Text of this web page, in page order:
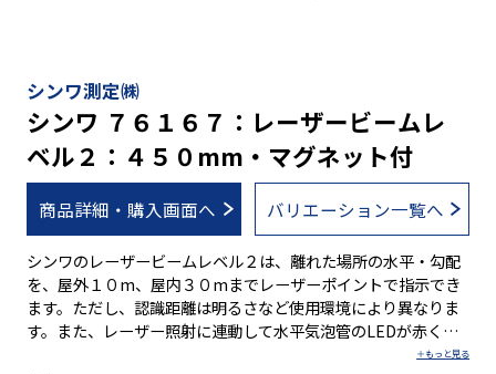
シンワ測定㈱
シンワ ７６１６７：レーザービームレ
ベル２：４５０mm・マグネット付
商品詳細・購入画面へ バリエーション一覧へ
シンワのレーザービームレベル２は、離れた場所の水平・勾配
を、屋外１０m、屋内３０mまでレーザーポイントで指示でき
ます。ただし、認識距離は明るさなど使用環境により異なりま
す。また、レーザー照射に連動して水平気泡管のLEDが赤く点
灯し、レーザー光がでていることが一目で分かります。 レーザ